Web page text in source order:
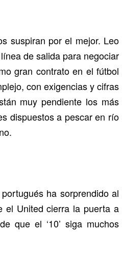
suspiran por el mejor. Leo
de salida para negociar
gran contrato en el fútbol
con exigencias y cifras
muy pendiente los más
dispuestos a pescar en río
ha sorprendido al
el United cierra la puerta a
que el ‘10’ siga muchos